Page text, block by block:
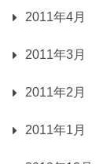
2011年4月
2011年3月
2011年2月
2011年1月